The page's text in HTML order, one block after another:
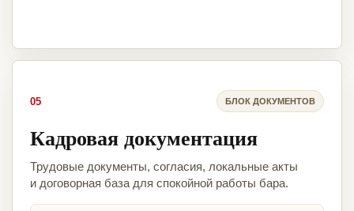
05 БЛОК ДОКУМЕНТОВ
Кадровая документация
Трудовые документы, согласия, локальные акты
и договорная база для спокойной работы бара.